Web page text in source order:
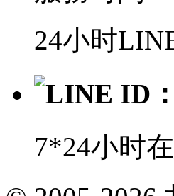
24小时
LINE ID
7*24小时